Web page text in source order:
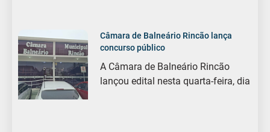
Câmara de Balneário Rincão lança
concurso público
A Câmara de Balneário Rincão
lançou edital nesta quarta-feira, dia